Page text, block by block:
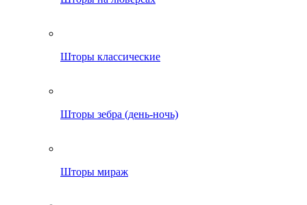
Шторы классические
Шторы зебра (день-ночь)
Шторы мираж